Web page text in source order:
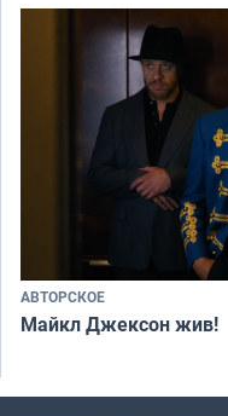
АВТОРСКОЕ
Майкл Джексон жив!